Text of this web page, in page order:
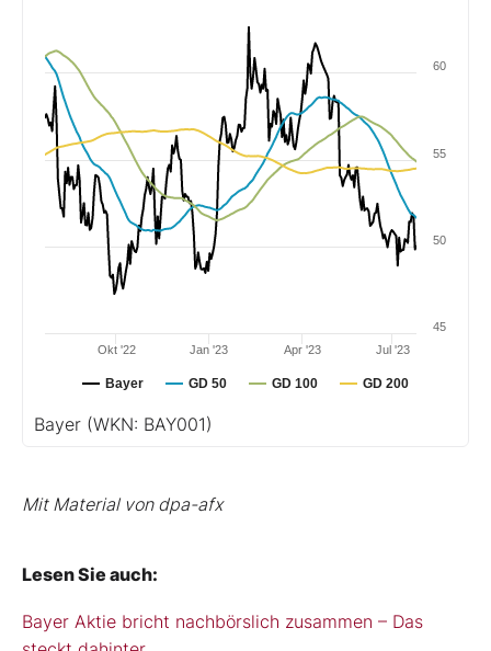
Bayer GD 50 GD 100 GD 200
Okt '22 Jan '23 Apr '23 Jul '23
45
50
55
60
Bayer (WKN: BAY001)
Mit Material von dpa-afx
Lesen Sie auch:
Bayer Aktie bricht nachbörslich zusammen – Das